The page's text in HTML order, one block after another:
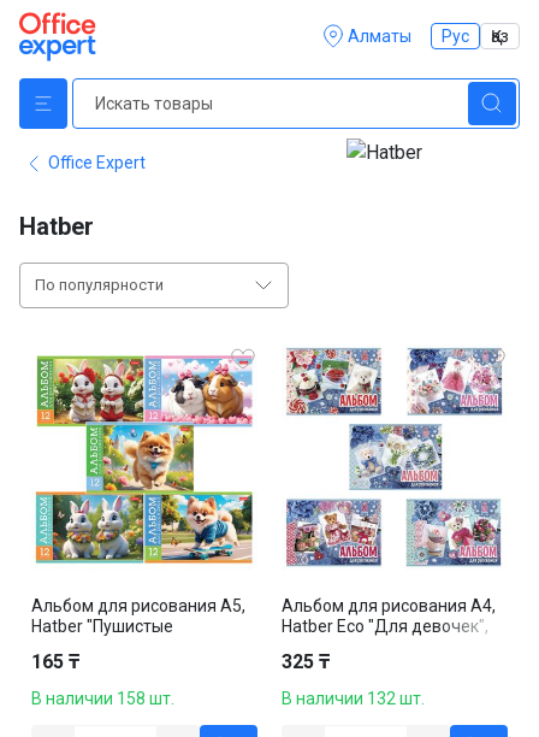
Алматы Рус Қаз
Office Expert
Hatber
По популярности
Альбом для рисования А5,
Hatber "Пушистые
скобе
165 ₸
В наличии 158 шт.
Альбом для рисования А4,
Hatber Eco "Для девочек",
325 ₸
В наличии 132 шт.